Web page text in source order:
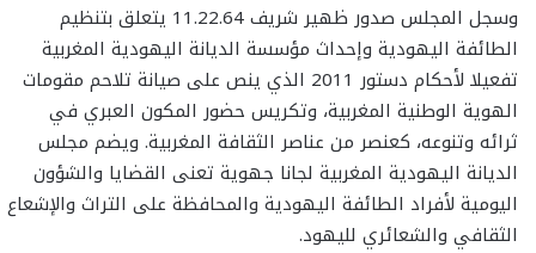
وسجل المجلس صدور ظهير شريف 11.22.64 يتعلق بتنظيم
الطائفة اليهودية وإحداث مؤسسة الديانة اليهودية المغربية
تفعيلا لأحكام دستور 2011 الذي ينص على صيانة تلاحم مقومات
الهوية الوطنية المغربية، وتكريس حضور المكون العبري في
ثرائه وتنوعه، كعنصر من عناصر الثقافة المغربية. ويضم مجلس
الديانة اليهودية المغربية لجانا جهوية تعنى القضايا والشؤون
اليومية لأفراد الطائفة اليهودية والمحافظة على التراث والإشعاع
الثقافي والشعائري لليهود.